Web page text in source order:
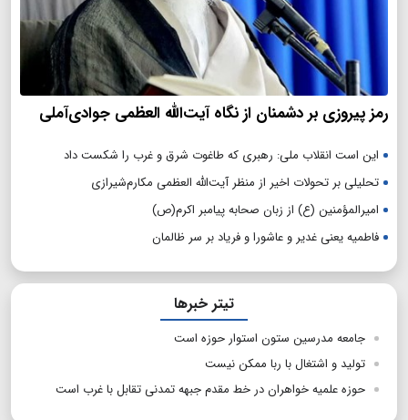
رمز پیروزی بر دشمنان از نگاه آیت‌الله العظمی جوادی‌آملی
این است انقلاب ملی: رهبری که طاغوت شرق و غرب را شکست داد
تحلیلی بر تحولات اخیر از منظر آیت‌الله العظمی مکارم‌شیرازی
امیرالمؤمنین (ع) از زبان صحابه پیامبر اکرم(ص)
فاطمیه یعنی غدیر و عاشورا و فریاد بر سر ظالمان
تیتر خبرها
جامعه مدرسین ستون استوار حوزه است
تولید و اشتغال با ربا ممکن نیست
حوزه علمیه خواهران در خط مقدم جبهه تمدنی تقابل با غرب است